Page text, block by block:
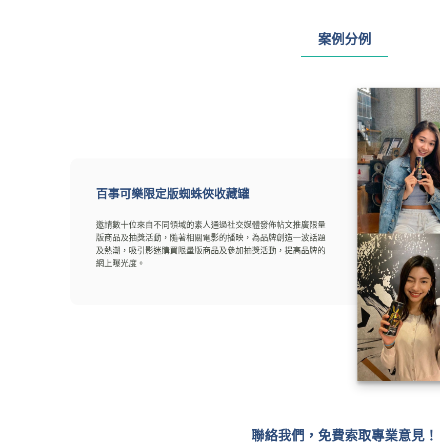
案例分例
百事可樂限定版蜘蛛俠收藏罐
邀請數十位來自不同領域的素人通過社交媒體發佈帖文推廣限量
版商品及抽獎活動，隨著相關電影的播映，為品牌創造一波話題
及熱潮，吸引影迷購買限量版商品及參加抽獎活動，提高品牌的
網上曝光度。
聯絡我們，免費索取專業意見！